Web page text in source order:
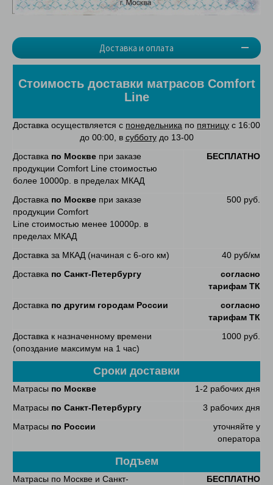
Доставка и оплата
Стоимость доставки матрасов Comfort
Line
Доставка осуществляется с понедельника по пятницу с 16:00
до 00:00, в субботудо 13-00
Доставка по Москве при заказе
продукции Comfort Line стоимостью
более 10000р. в пределах МКАД
БЕСПЛАТНО
Доставка по Москве при заказе
продукции Comfort
Line стоимостью менее 10000р. в
пределах МКАД
500 руб.
Доставка за МКАД (начиная с 6-ого км)
40 руб/км
Доставка по Санкт-Петербургу
согласно
тарифам ТК
Доставка по другим городам России
согласно
тарифам ТК
Доставка к назначенному времени
(опоздание максимум на 1 час)
1000 руб.
Сроки доставки
Матрасы по Москве
1-2 рабочих дня
Матрасы по Санкт-Петербургу
3 рабочих дня
Матрасы по России
уточняйте у
оператора
Подъем
Матрасы по Москве и Санкт-
БЕСПЛАТНО